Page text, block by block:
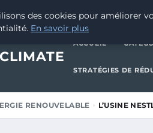
2025
ACCUEIL
STRATÉGIES DE
RENOUVELABLE L’USINE
des cookies pour améliorer
En savoir plus